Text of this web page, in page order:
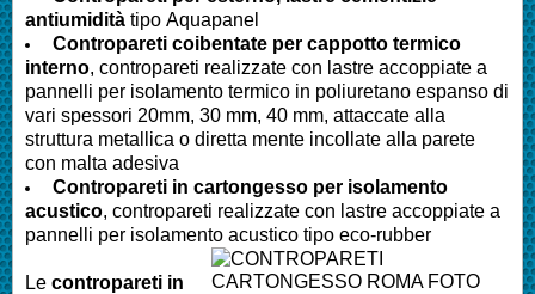
antiumidità tipo Aquapanel
Contropareti coibentate per cappotto termico
interno, contropareti realizzate con lastre accoppiate a
pannelli per isolamento termico in poliuretano espanso di
vari spessori 20mm, 30 mm, 40 mm, attaccate alla
struttura metallica o diretta mente incollate alla parete
con malta adesiva
Contropareti in cartongesso per isolamento
acustico, contropareti realizzate con lastre accoppiate a
pannelli per isolamento acustico tipo eco-rubber
Le contropareti in